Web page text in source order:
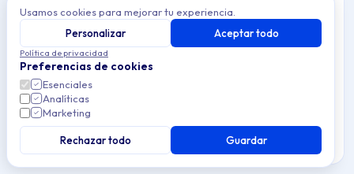
Archive Contents: Distribución
This collection contains 6 articles across 1 sections: Distribuir.
Topics covered: Distribuir Apps, Gestión de usuarios,
Article listing:
Distribuir Apps
Distribuye Apps a través de las tiendas pública y privada
de Applivery. Controla el acceso, la seguridad y el
branding por app y por Audiencia.
8 min de lectura Cross-platform
Usamos cookies para mejorar tu experiencia.
Personalizar
Aceptar todo
Política de privacidad
Preferencias de cookies
Esenciales
Analíticas
Marketing
Rechazar todo Guardar